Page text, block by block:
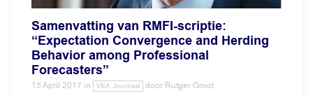
Samenvatting van RMFI-scriptie:
“Expectation Convergence and Herding
Behavior among Professional
Forecasters”
15 April 2017 in VBA Journaal door Rutger Groot